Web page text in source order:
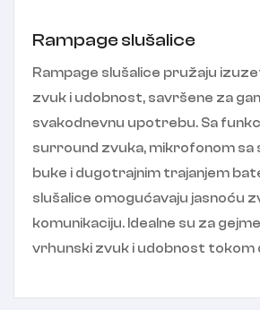
Rampage slušalice
Rampage slušalice pružaju
zvuk i udobnost, savršene za
svakodnevnu upotrebu. Sa
surround zvuka, mikrofonom sa
buke i dugotrajnim trajanjem
slušalice omogućavaju jasnoću
komunikaciju. Idealne su za
vrhunski zvuk i udobnost tokom